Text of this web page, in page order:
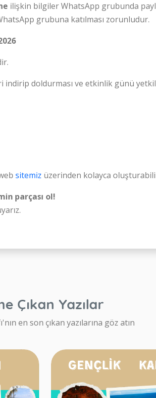
ilişkin bilgiler WhatsApp grubunda
grubuna katılması zorunludur.
indirip doldurması ve etkinlik günü
sitemiz üzerinden kolayca
parçası ol!
Çıkan Yazılar
en son çıkan yazılarına göz atın